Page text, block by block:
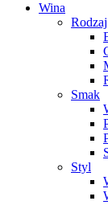
Wina
Rodzaj
Smak
Styl